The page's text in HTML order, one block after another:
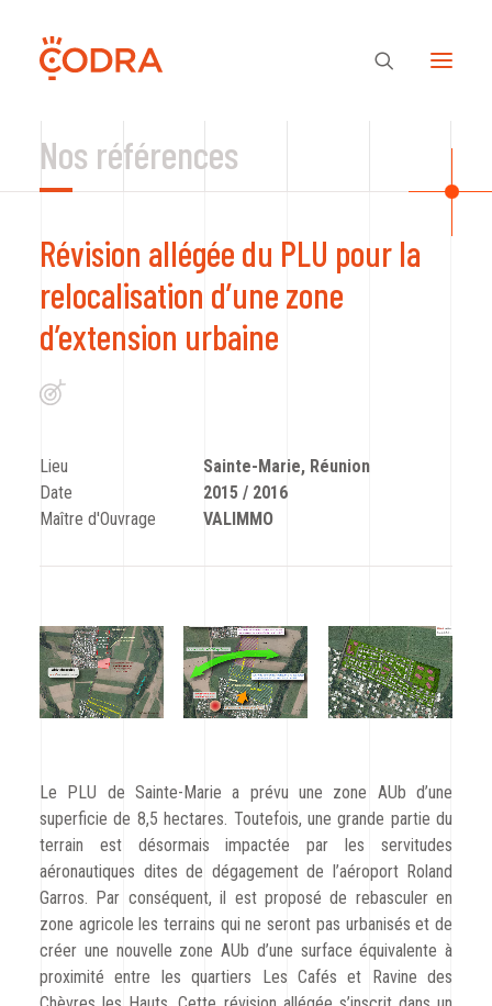
Des valeurs, une équipe
Nos savoir-faire
Notre regard
CODRA recrute
Contact
Nos références
Révision allégée du PLU pour la
relocalisation d’une zone
d’extension urbaine
Lieu
Sainte-Marie, Réunion
Date
2015 / 2016
Maître d'Ouvrage
VALIMMO
Le PLU de Sainte-Marie a prévu une zone AUb d’une
superficie de 8,5 hectares. Toutefois, une grande partie du
terrain est désormais impactée par les servitudes
aéronautiques dites de dégagement de l’aéroport Roland
Garros. Par conséquent, il est proposé de rebasculer en
zone agricole les terrains qui ne seront pas urbanisés et de
créer une nouvelle zone AUb d’une surface équivalente à
proximité entre les quartiers Les Cafés et Ravine des